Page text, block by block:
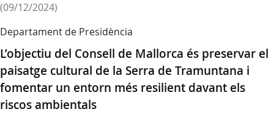
(09/12/2024)
Departament de Presidència
L’objectiu del Consell de Mallorca és preservar el
paisatge cultural de la Serra de Tramuntana i
fomentar un entorn més resilient davant els
riscos ambientals